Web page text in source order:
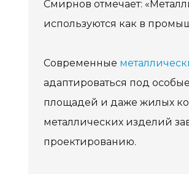
Смирнов отмечает:
используются как в
Современные
адаптироваться под
площадей и даже жилых
металлических изделий
проектированию.